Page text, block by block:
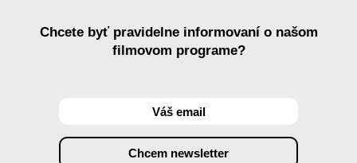
Chcete byť pravidelne informovaní o našom
filmovom programe?